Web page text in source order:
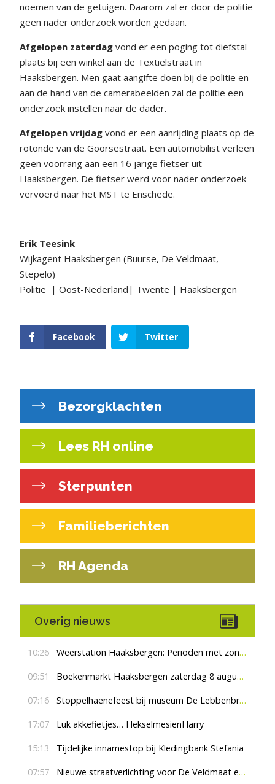
noemen van de getuigen. Daarom zal er door de politie
geen nader onderzoek worden gedaan.
Afgelopen zaterdag vond er een poging tot diefstal
plaats bij een winkel aan de Textielstraat in
Haaksbergen. Men gaat aangifte doen bij de politie en
aan de hand van de camerabeelden zal de politie een
onderzoek instellen naar de dader.
Afgelopen vrijdag vond er een aanrijding plaats op de
rotonde van de Goorsestraat. Een automobilist verleen
geen voorrang aan een 16 jarige fietser uit
Haaksbergen. De fietser werd voor nader onderzoek
vervoerd naar het MST te Enschede.
Erik Teesink
Wijkagent Haaksbergen (Buurse, De Veldmaat,
Stepelo)
Politie | Oost-Nederland| Twente | Haaksbergen
Facebook Twitter
Bezorgklachten
Lees RH online
Sterpunten
Familieberichten
RH Agenda
Overig nieuws
10:26 Weerstation Haaksbergen: Perioden met zon en droog
09:51 Boekenmarkt Haaksbergen zaterdag 8 augustus, marktplein Haaksbergen
07:16 Stoppelhaenefeest bij museum De Lebbenbrugge
17:07 Luk akkefietjes… HekselmesienHarry
15:13 Tijdelijke innamestop bij Kledingbank Stefania
07:57 Nieuwe straatverlichting voor De Veldmaat en De Pas